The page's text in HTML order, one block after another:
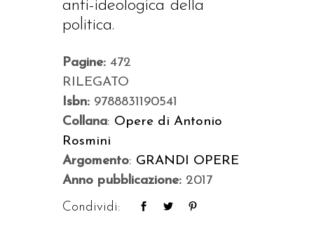
anti-ideologica della
politica.
Pagine: 472
RILEGATO
Isbn: 9788831190541
Collana: Opere di Antonio
Rosmini
Argomento: GRANDI OPERE
Anno pubblicazione: 2017
Condividi: